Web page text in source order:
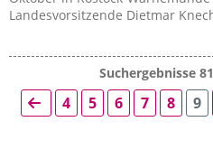
Landesvorsitzende Dietmar
Suchergebnisse
4 5 6 7 8 9